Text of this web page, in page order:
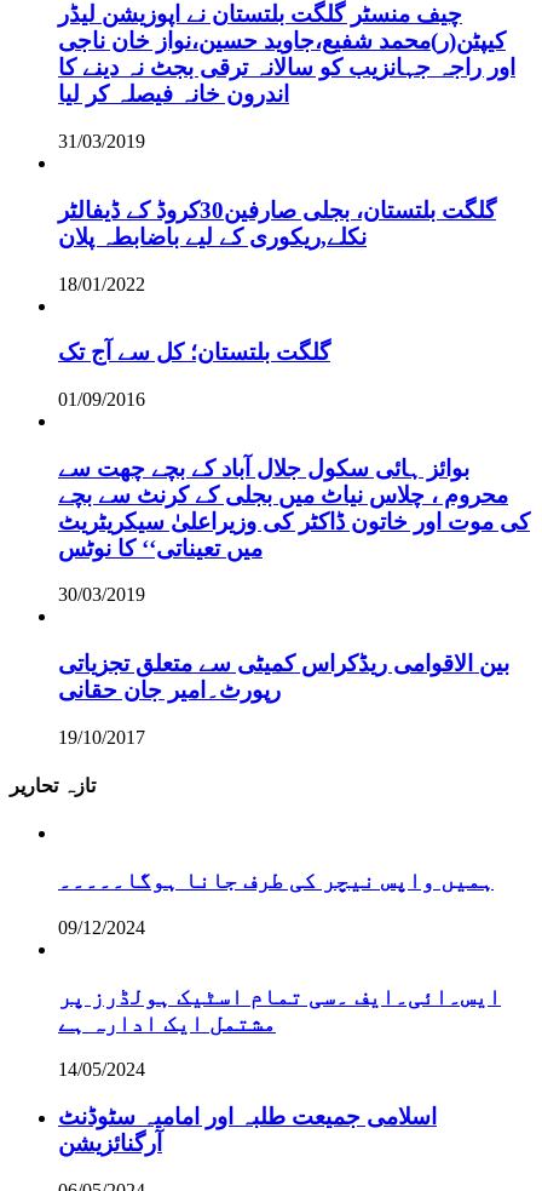
چیف منسٹر گلگت بلتستان نے اپوزیشن لیڈر
کیپٹن(ر)محمد شفیع،جاوید حسین،نواز خان ناجی
اور راجہ جہانزیب کو سالانہ ترقی بجٹ نہ دینے کا
اندرون خانہ فیصلہ کر لیا
31/03/2019
گلگت بلتستان، بجلی صارفین30کروڈ کے ڈیفالٹر
نکلے,ریکوری کے لیے باضابطہ پلان
18/01/2022
گلگت بلتستان؛ کل سے آج تک
01/09/2016
بوائز ہائی سکول جلال آباد کے بچے چھت سے
محروم ، چلاس نیاٹ میں بجلی کے کرنٹ سے بچے
کی موت اور خاتون ڈاکٹر کی وزیراعلیٰ سیکریٹریٹ
میں تعیناتی‘‘ کا نوٹس
30/03/2019
بین الاقوامی ریڈکراس کمیٹی سے متعلق تجزیاتی
رپورٹ۔امیر جان حقانی
19/10/2017
تازہ تحاریر
ہمیں واپس نیچر کی طرف جانا ہوگا۔۔۔۔۔
09/12/2024
ایس۔ائی۔ایف ۔سی تمام اسٹیک ہولڈرز پر
مشتمل ایک ادارہ ہے
14/05/2024
اسلامی جمیعت طلبہ اور امامیہ سٹوڈنٹ
آرگنائزیشن